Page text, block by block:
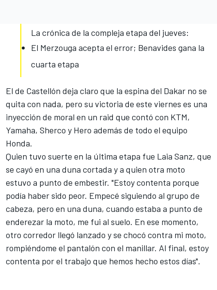
La crónica de la compleja etapa del jueves:
El Merzouga acepta el error; Benavides gana la
cuarta etapa
El de Castellón deja claro que la espina del Dakar no se
quita con nada, pero su victoria de este viernes es una
inyección de moral en un raid que contó con KTM,
Yamaha, Sherco y Hero además de todo el equipo
Honda.
Quien tuvo suerte en la última etapa fue Laia Sanz, que
se cayó en una duna cortada y a quien otra moto
estuvo a punto de embestir. "Estoy contenta porque
podía haber sido peor. Empecé siguiendo al grupo de
cabeza, pero en una duna, cuando estaba a punto de
enderezar la moto, me fui al suelo. En ese momento,
otro corredor llegó lanzado y se chocó contra mi moto,
rompiéndome el pantalón con el manillar. Al final, estoy
contenta por el trabajo que hemos hecho estos días".